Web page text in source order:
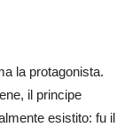
la protagonista.
il principe
esistito: fu il